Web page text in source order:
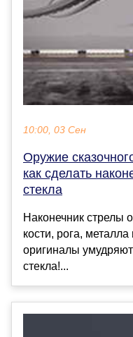
10:00, 03 Сен
Оружие
как сделать
стекла
Наконечник стрелы
кости, рога,
оригиналы
стекла!...